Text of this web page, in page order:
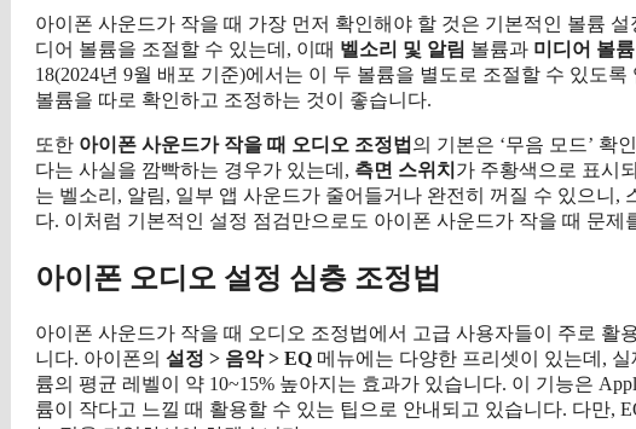
아이폰 사운드가 작을 때 가장 먼저 확인해야 할 것은 기본적인 볼륨
디어 볼륨을 조절할 수 있는데, 이때 벨소리 및 알림 볼륨과 미디어 볼륨
18(2024년 9월 배포 기준)에서는 이 두 볼륨을 별도로 조절할 수 있도
볼륨을 따로 확인하고 조정하는 것이 좋습니다.
또한 아이폰 사운드가 작을 때 오디오 조정법 의 기본은 ‘무음 모드’ 확
다는 사실을 깜빡하는 경우가 있는데, 측면 스위치 가 주황색으로 표시
는 벨소리, 알림, 일부 앱 사운드가 줄어들거나 완전히 꺼질 수 있으니,
다. 이처럼 기본적인 설정 점검만으로도 아이폰 사운드가 작을 때 문제
아이폰 오디오 설정 심층 조정법
아이폰 사운드가 작을 때 오디오 조정법에서 고급 사용자들이 주로 활
니다. 아이폰의 설정 > 음악 > EQ 메뉴에는 다양한 프리셋이 있는데, 실
륨의 평균 레벨이 약 10~15% 높아지는 효과가 있습니다. 이 기능은
륨이 작다고 느낄 때 활용할 수 있는 팁으로 안내되고 있습니다. 다만,